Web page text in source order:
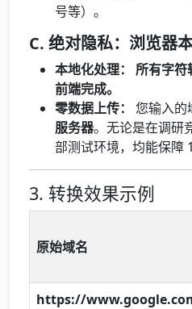
号等）。
C. 绝对隐私：浏览器
本地化处理：
所有字符
前端完成。
零数据上传：
您输入的
服务器。无论是在调研
部测试环境，均能保障
3. 转换效果示例
原始域名
https://